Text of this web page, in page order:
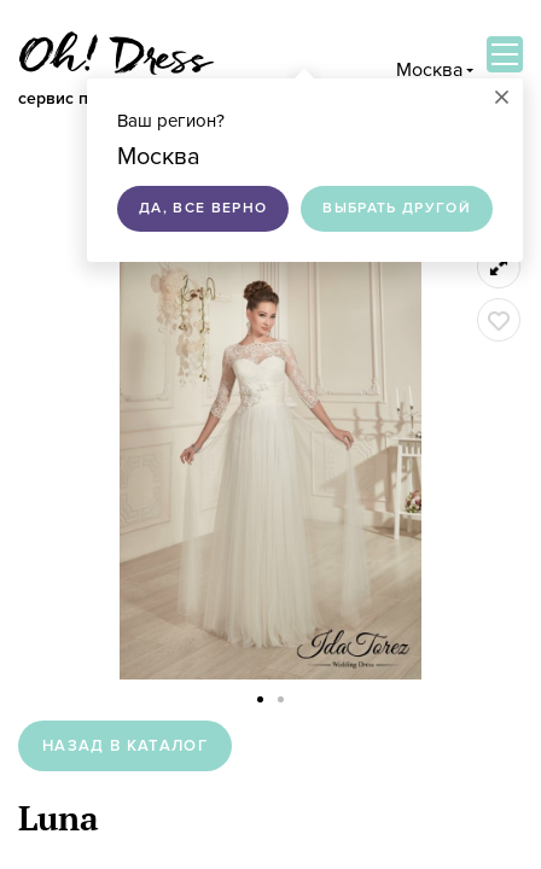
сервис по подбору свадебных платьев
Москва
×
Ваш регион?
Москва
ДА, ВСЕ ВЕРНО ВЫБРАТЬ ДРУГОЙ
НАЗАД В КАТАЛОГ
Luna